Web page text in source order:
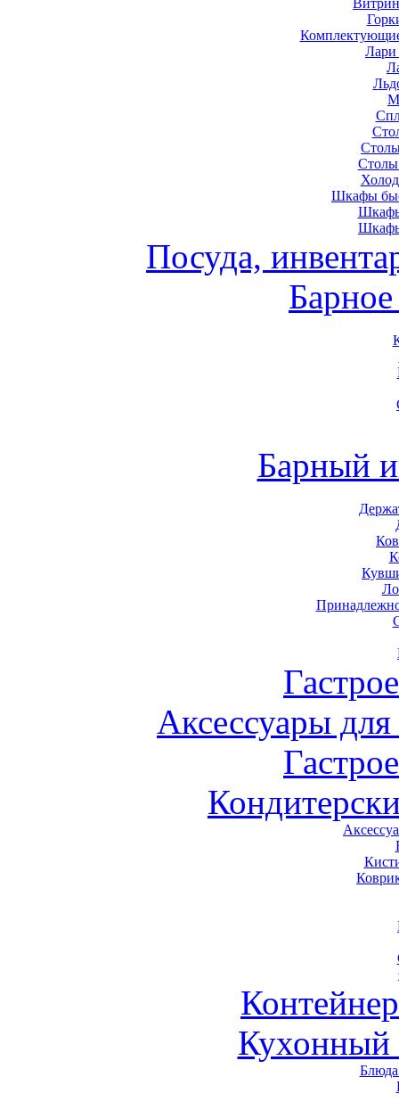
Лари
Шкафы
Посуда,
Барный
Аксессуары
Кухонный